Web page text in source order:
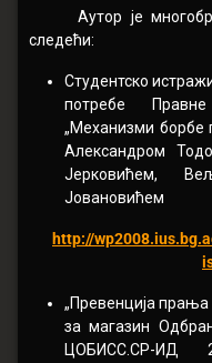
Аутор је
следећи:
Студентско
потребе
„Механизми борбе
Александром
Јерковићем,
Јовановићем
http://
„Превенција
за магазин
ЦОБИСС.СР-ИД